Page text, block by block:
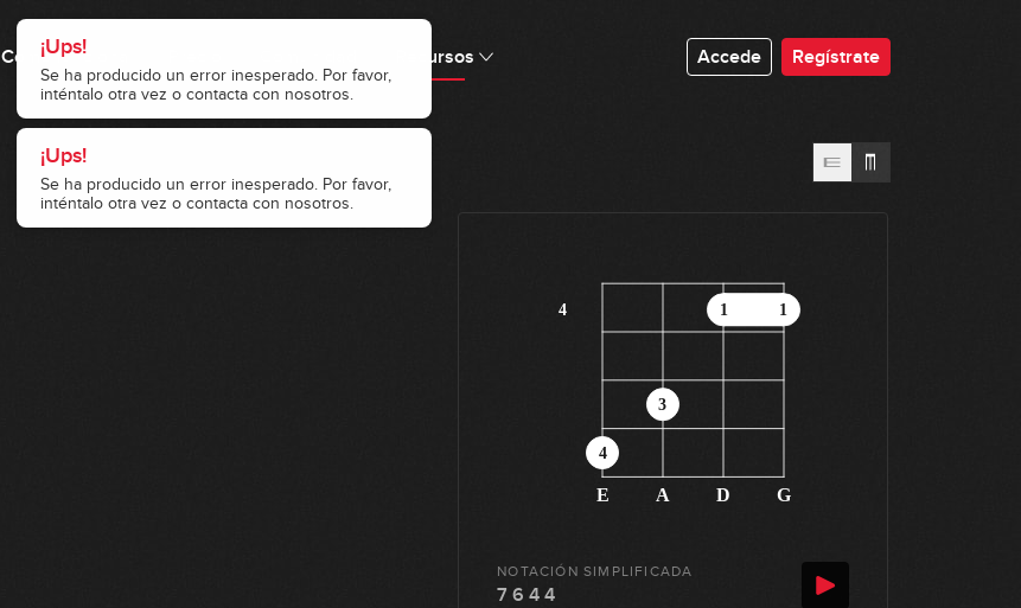
¡Ups!
Se ha producido un error inesperado. Por favor,
inténtalo otra vez o contacta con nosotros.
¡Ups!
Se ha producido un error inesperado. Por favor,
inténtalo otra vez o contacta con nosotros.
Cómo funciona Recursos Accede Regístrate
4
E A D G
1 1
4
3
NOTACIÓN SIMPLIFICADA
7 6 4 4